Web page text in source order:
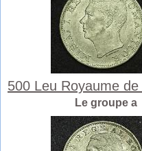
500 Leu Royaume
Le groupe a